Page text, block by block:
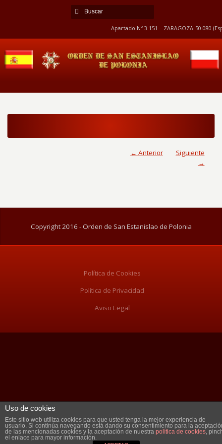
Apartado Nº 3.151 – ZARAGOZA-50.080
← Anterior
Siguiente
→
Copyright 2016 - Orden de San Estanislao de Polonia
Política de Cookies
Política de Privacidad
Aviso Legal
Uso de cookies
Este sitio web utiliza cookies para que usted tenga la mejor experiencia de
usuario. Si continúa navegando está dando su consentimiento para la
de las mencionadas cookies y la aceptación de nuestra política de cookies,
el enlace para mayor información.